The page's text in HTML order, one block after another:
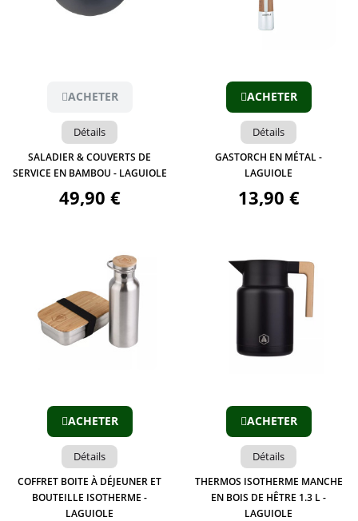
ACHETER
Détails
SALADIER & COUVERTS DE
SERVICE EN BAMBOU - LAGUIOLE
49,90 €
ACHETER
Détails
GASTORCH EN MÉTAL -
LAGUIOLE
13,90 €
ACHETER
Détails
COFFRET BOITE À DÉJEUNER ET
BOUTEILLE ISOTHERME -
LAGUIOLE
ACHETER
Détails
THERMOS ISOTHERME MANCHE
EN BOIS DE HÊTRE 1.3 L -
LAGUIOLE